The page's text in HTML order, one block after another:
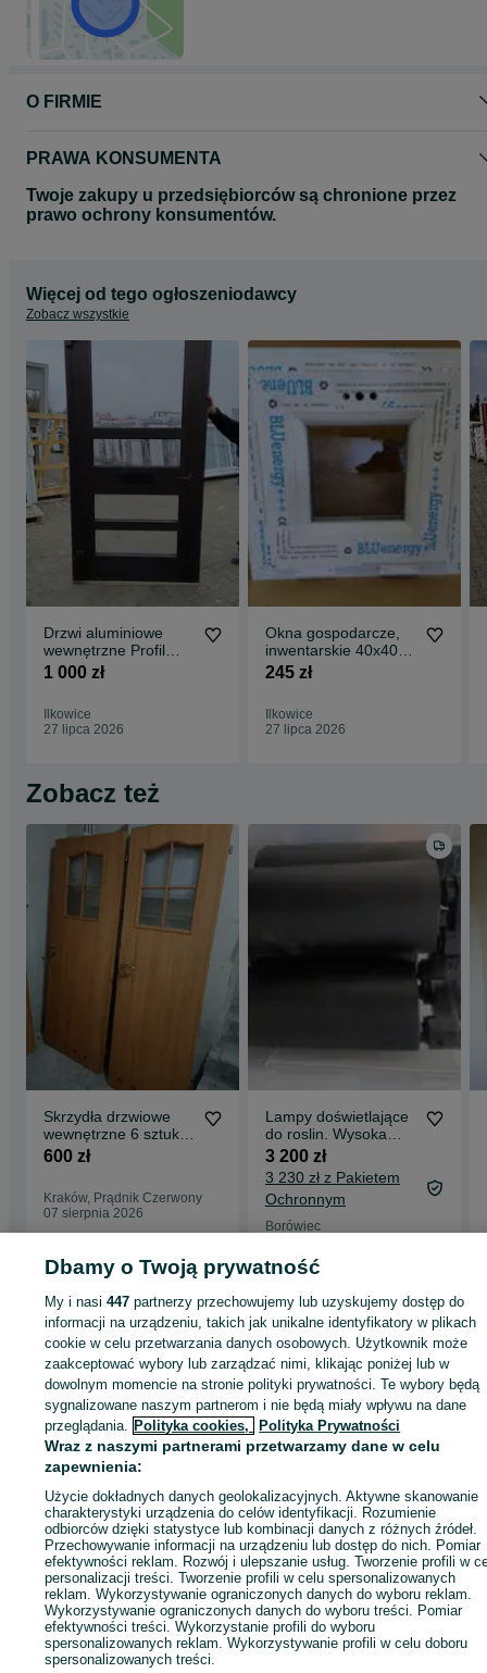
O FIRMIE
PRAWA KONSUMENTA
Twoje zakupy u przedsiębiorców są chronione przez
prawo ochrony konsumentów.
Więcej od tego ogłoszeniodawcy
Zobacz wszystkie
Drzwi aluminiowe
wewnętrzne Profil
zimny
1 000 zł
Ilkowice
27 lipca 2026
Okna gospodarcze,
inwentarskie 40x40
Uchylne
245 zł
Ilkowice
27 lipca 2026
Zobacz też
Skrzydła drzwiowe
wewnętrzne 6 sztuk +
jedne wejściowe
600 zł
Kraków, Prądnik Czerwony
07 sierpnia 2026
Lampy doświetlające
do roslin. Wysoka
jakość plus szyny
3 200 zł
3 230 zł z Pakietem
Ochronnym
Borówiec
Strona główna Budowa i Remont Drzwi Drzwi wewnętrzne
wewnętrzne - Małopolskie
Drzwi wewnętrzne - Ilkowice
KATEGORIA
ID:1053651862 Wyświetlenia:
Zadzwoń / SMS Wyślij wiadomość
Dbamy o Twoją prywatność
My i nasi447 partnerzy przechowujemy lub uzyskujemy dostęp do
informacji na urządzeniu, takich jak unikalne identyfikatory w plikach
cookie w celu przetwarzania danych osobowych. Użytkownik może
zaakceptować wybory lub zarządzać nimi, klikając poniżej lub w
dowolnym momencie na stronie polityki prywatności. Te wybory będą
sygnalizowane naszym partnerom i nie będą miały wpływu na dane
przeglądania. Polityka cookies, Polityka Prywatności
Wraz z naszymi partnerami przetwarzamy dane w celu
zapewnienia:
Użycie dokładnych danych geolokalizacyjnych. Aktywne skanowanie
charakterystyki urządzenia do celów identyfikacji. Rozumienie
odbiorców dzięki statystyce lub kombinacji danych z różnych źródeł.
Przechowywanie informacji na urządzeniu lub dostęp do nich. Pomiar
efektywności reklam. Rozwój i ulepszanie usług. Tworzenie profili w
personalizacji treści. Tworzenie profili w celu spersonalizowanych
reklam. Wykorzystywanie ograniczonych danych do wyboru reklam.
Wykorzystywanie ograniczonych danych do wyboru treści. Pomiar
efektywności treści. Wykorzystanie profili do wyboru
spersonalizowanych reklam. Wykorzystywanie profili w celu doboru
spersonalizowanych treści.